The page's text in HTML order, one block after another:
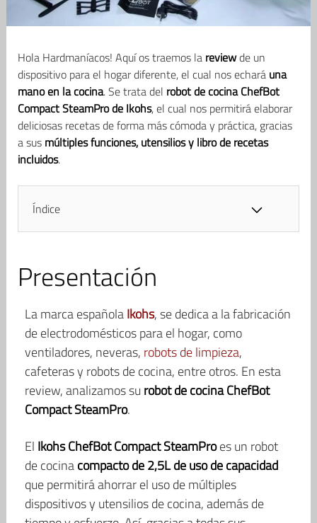
Hola Hardmaníacos! Aquí os traemos la reviewde un
dispositivo para el hogar diferente, el cual nos echará una
mano en la cocina. Se trata del robot de cocina ChefBot
Compact SteamPro de Ikohs, el cual nos permitirá elaborar
deliciosas recetas de forma más cómoda y práctica, gracias
a sus múltiples funciones, utensilios y libro de recetas
incluidos.
Índice
Presentación
La marca españolaIkohs, se dedica a la fabricación
de electrodomésticos para el hogar, como
ventiladores, neveras, robots de limpieza,
cafeteras y robots de cocina, entre otros. En esta
review, analizamos su robot de cocina ChefBot
Compact SteamPro.
El Ikohs ChefBot Compact SteamProes un robot
de cocinacompacto de 2,5L de uso de capacidad
que permitirá ahorrar el uso de múltiples
dispositivos y utensilios de cocina, además de